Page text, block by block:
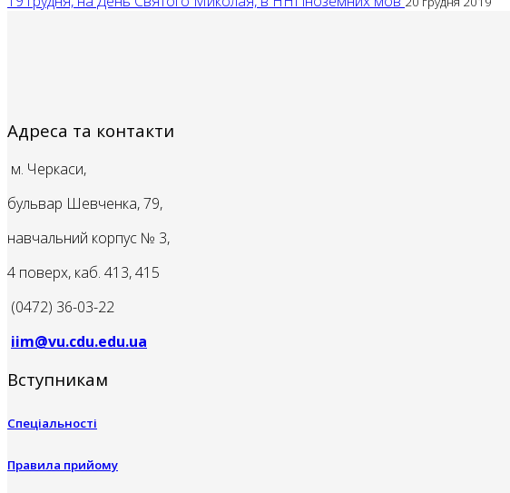
Адреса та контакти
м. Черкаси,
бульвар Шевченка, 79,
навчальний корпус № 3,
4 поверх, каб. 413, 415
(0472) 36-03-22
iim@vu.cdu.edu.ua
Вступникам
Спеціальності
Правила прийому